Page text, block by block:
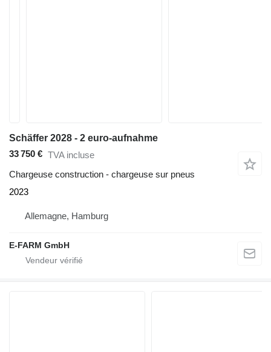
Schäffer 2028 - 2 euro-aufnahme
33 750 € TVA incluse
Chargeuse construction - chargeuse sur pneus
2023
Allemagne, Hamburg
E-FARM GmbH